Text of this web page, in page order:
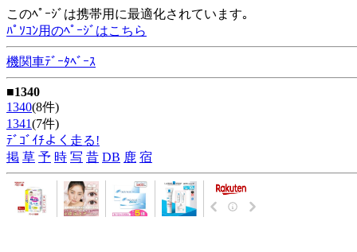
このﾍﾟｰｼﾞは携帯用に最適化されています｡
ﾊﾟｿｺﾝ用のﾍﾟｰｼﾞはこちら
機関車ﾃﾞｰﾀﾍﾞｰｽ
■1340
1340(8件)
1341(7件)
ﾃﾞｺﾞｲﾁよく走る!
掲 草 予 時 写 昔 DB 鹿 宿